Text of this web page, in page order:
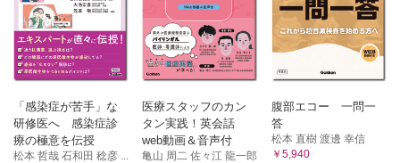
に行うべきか？〈鍋島正慶〉
総 論
ICUにおけるACPの意義と課題
ACP導入の障壁
今後の研究課題と展望
31. 成人集中治療医が小児ICU診療を行う際に注意すべきこ
とは何か？〈石原唯史〉
「感染症が苦手」な
研修医へ 感染症診
療の極意を伝授
松本 哲哉 石和田 稔彦 ...
医療スタッフのカン
タン実践！英会話
web動画＆音声付
亀山 周二 佐々江 龍一郎
腹部エコー 一問一
答
松本 直樹 渡邊 幸信
￥5,940